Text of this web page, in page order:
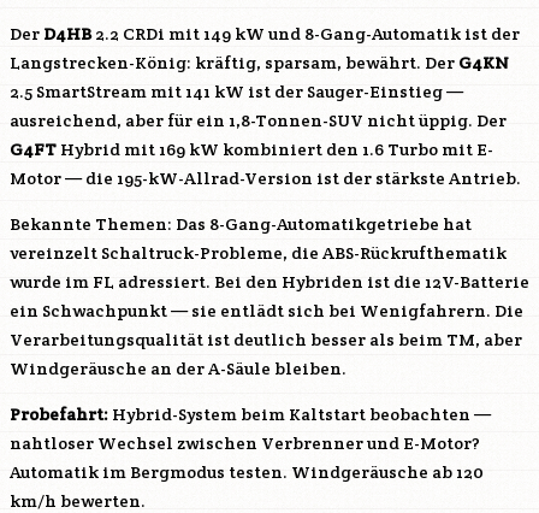
Der D4HB2.2 CRDi mit 149 kW und 8-Gang-Automatik ist der
Langstrecken-König: kräftig, sparsam, bewährt. Der G4KN
2.5 SmartStream mit 141 kW ist der Sauger-Einstieg —
ausreichend, aber für ein 1,8-Tonnen-SUV nicht üppig. Der
G4FT Hybrid mit 169 kW kombiniert den 1.6 Turbo mit E-
Motor — die 195-kW-Allrad-Version ist der stärkste Antrieb.
Bekannte Themen: Das 8-Gang-Automatikgetriebe hat
vereinzelt Schaltruck-Probleme, die ABS-Rückrufthematik
wurde im FL adressiert. Bei den Hybriden ist die 12V-Batterie
ein Schwachpunkt — sie entlädt sich bei Wenigfahrern. Die
Verarbeitungsqualität ist deutlich besser als beim TM, aber
Windgeräusche an der A-Säule bleiben.
Probefahrt: Hybrid-System beim Kaltstart beobachten —
nahtloser Wechsel zwischen Verbrenner und E-Motor?
Automatik im Bergmodus testen. Windgeräusche ab 120
km/h bewerten.